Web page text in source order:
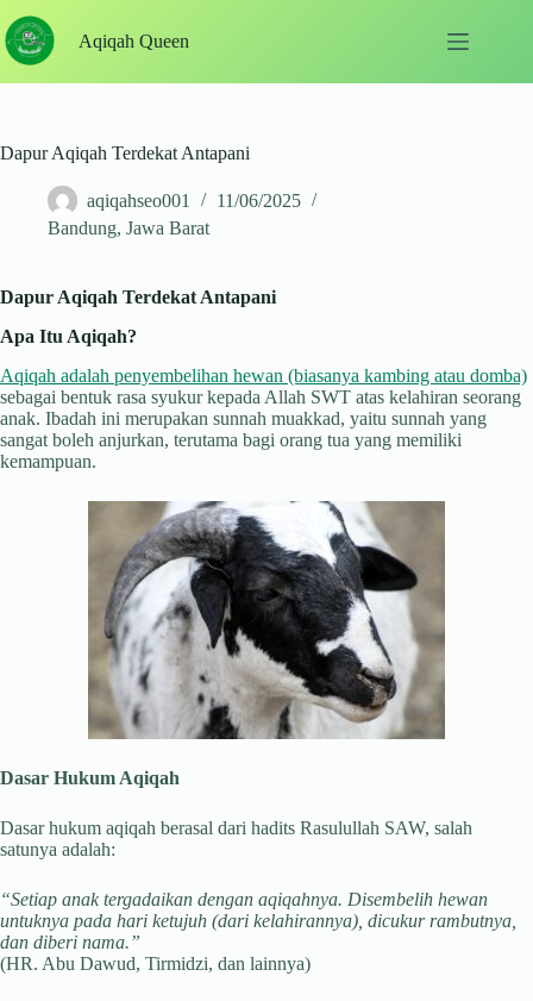
to
content
Aqiqah Queen
Dapur Aqiqah Terdekat Antapani
aqiqahseo001
11/06/2025
Bandung, Jawa Barat
Dapur Aqiqah Terdekat Antapani
Apa Itu Aqiqah?
Aqiqah adalah penyembelihan hewan (biasanya kambing atau domba)
sebagai bentuk rasa syukur kepada Allah SWT atas kelahiran seorang
anak. Ibadah ini merupakan sunnah muakkad, yaitu sunnah yang
sangat boleh anjurkan, terutama bagi orang tua yang memiliki
kemampuan.
Dasar Hukum Aqiqah
Dasar hukum aqiqah berasal dari hadits Rasulullah SAW, salah
satunya adalah:
“Setiap anak tergadaikan dengan aqiqahnya. Disembelih hewan
untuknya pada hari ketujuh (dari kelahirannya), dicukur rambutnya,
dan diberi nama.”
(HR. Abu Dawud, Tirmidzi, dan lainnya)